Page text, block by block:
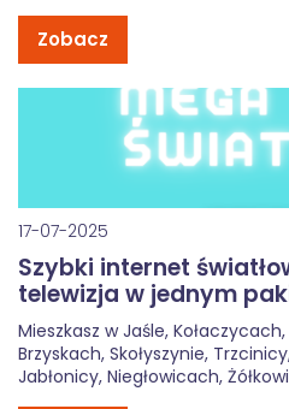
SpeedTest.pl z lipca 2025 roku.
Zobacz
17-07-2025
Szybki internet
telewizja w jednym
Jaśle i okolicach
Mieszkasz w Jaśle,
Brzyskach, Skołyszynie,
Jabłonicy, Niegłowicach,